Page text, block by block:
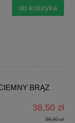
do koszyka
BRĄZ
38,50 zł
39,90 zł